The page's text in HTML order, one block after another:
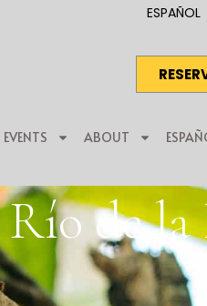
ESPAÑOL
EVENTS ABOUT
de la